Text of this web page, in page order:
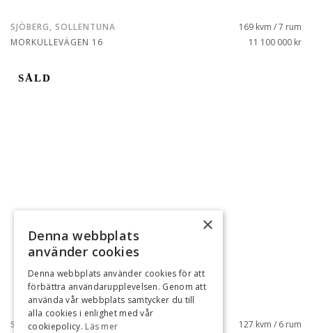
SJÖBERG, SOLLENTUNA
MORKULLEVÄGEN 16
169 kvm / 7 rum
11 100 000 kr
SÅLD
SILVERDAL, SOLLENTUNA
127 kvm / 6 rum
×
Denna webbplats
använder cookies
Denna webbplats använder cookies för att
förbättra användarupplevelsen. Genom att
använda vår webbplats samtycker du till
alla cookies i enlighet med vår
cookiepolicy. Läs mer